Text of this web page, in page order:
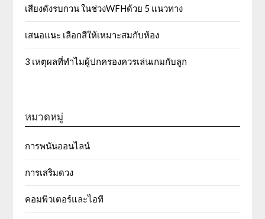
เสียงดังรบกวน ในช่วงWFHด้วย 5 แนวทาง
เสนอแนะ เลือกสีให้เหมาะสมกับห้อง
3 เหตุผลที่ทำไมผู้ปกครองควรเล่นเกมกับลูก
หมวดหมู่
การพนันออนไลน์
การเสริมดวง
คอมพิวเตอร์และไอที